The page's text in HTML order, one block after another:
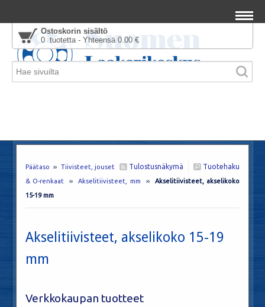
Ostoskorin sisältö
0 tuotetta - Yhteensä 0.00 €
Tuotehaku
Tulostusnäkymä
Päätaso ›› Tiivisteet, jouset
& O-renkaat
››Akselitiivisteet, mm ›› Akselitiivisteet, akselikoko
15-19 mm
Akselitiivisteet, akselikoko 15-19
mm
Verkkokaupan tuotteet